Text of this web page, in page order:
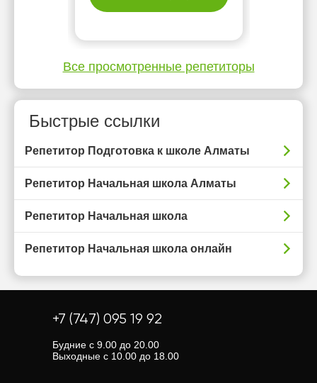
Все просмотренные репетиторы
Быстрые ссылки
Репетитор Подготовка к школе Алматы
Репетитор Начальная школа Алматы
Репетитор Начальная школа
Репетитор Начальная школа онлайн
+7 (747) 095 19 92
Будние с 9.00 до 20.00
Выходные с 10.00 до 18.00